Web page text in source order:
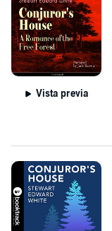
Vista previa